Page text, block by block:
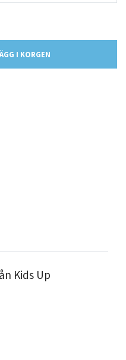
I KORGEN
Kids Up